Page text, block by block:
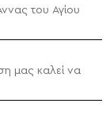
του Αγίου
μας καλεί να